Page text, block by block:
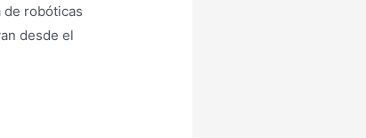
robóticas
desde el